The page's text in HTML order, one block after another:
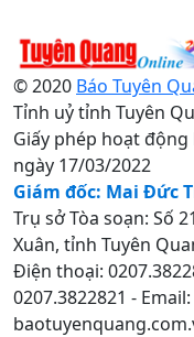
© 2020 Báo Tuyên
Tỉnh uỷ tỉnh Tuyên
Giấy phép hoạt động
ngày 17/03/2022
Giám đốc: Mai Đức
Trụ sở Tòa soạn: Số
Xuân, tỉnh Tuyên
Điện thoại:
0207.3822821 - Email: